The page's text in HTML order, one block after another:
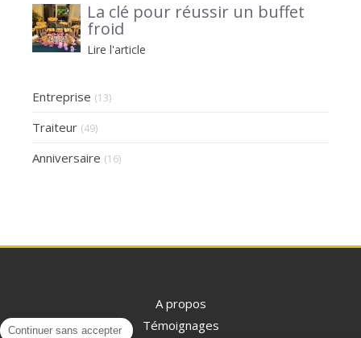
La clé pour réussir un buffet
froid
Lire l'article
Entreprise (13)
Traiteur (49)
Anniversaire (16)
A propos
Témoignages
Continuer sans accepter